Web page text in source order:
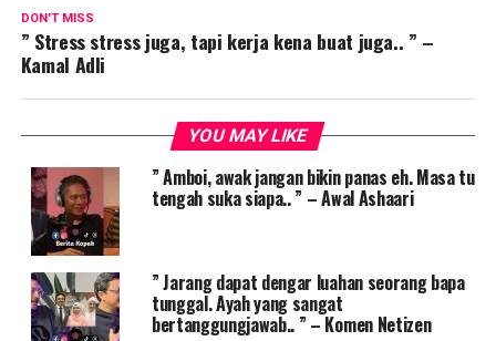
DON'T MISS
” Stress stress juga, tapi kerja kena buat juga.. ” –
Kamal Adli
YOU MAY LIKE
” Amboi, awak jangan bikin panas eh. Masa tu
tengah suka siapa.. ” – Awal Ashaari
” Jarang dapat dengar luahan seorang bapa
tunggal. Ayah yang sangat
bertanggungjawab.. ” – Komen Netizen